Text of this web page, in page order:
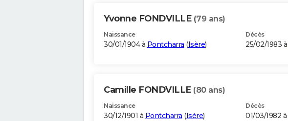
Yvonne FONDVILLE (79 ans)
Naissance
30/01/1904 à Pontcharra (Isère)
Décès
25/02/1983 à
Camille FONDVILLE (80 ans)
Naissance
30/12/1901 à Pontcharra (Isère)
Décès
01/03/1982 à